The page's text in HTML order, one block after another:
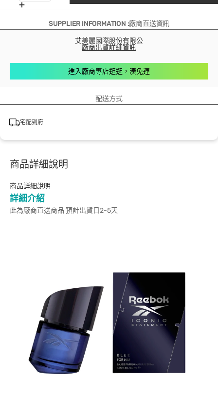
SUPPLIER INFORMATION :廠商直送資訊
艾美麗國際股份有限公
廠商出貨詳細資訊
進入廠商專店逛逛，湊免運
配送方式
宅配到府
商品詳細說明
商品詳細說明
詳細介紹
此為廠商直送商品 預計出貨日2-5天